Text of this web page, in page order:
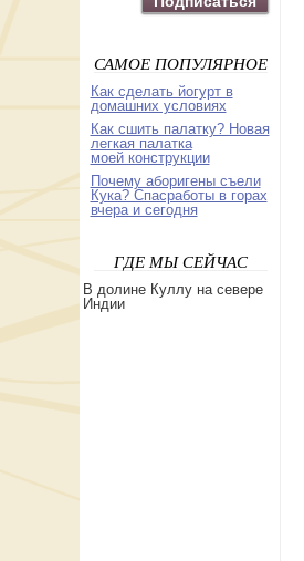
САМОЕ ПОПУЛЯРНОЕ
Как сделать йогурт в
домашних условиях
Как сшить палатку? Новая
легкая палатка
моей конструкции
Почему аборигены съели
Кука? Спасработы в горах
вчера и сегодня
ГДЕ МЫ СЕЙЧАС
В долине Куллу на севере
Индии